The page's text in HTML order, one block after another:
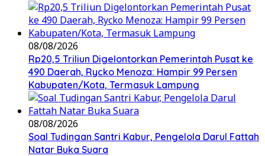
08/08/2026
Rp20,5 Triliun Digelontorkan Pemerintah Pusat ke
490 Daerah, Rycko Menoza: Hampir 99 Persen
Kabupaten/Kota, Termasuk Lampung
08/08/2026
Soal Tudingan Santri Kabur, Pengelola Darul Fattah
Natar Buka Suara